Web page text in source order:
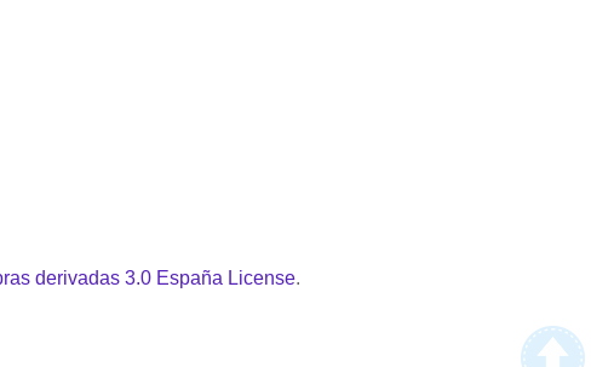
derivadas 3.0 España License.